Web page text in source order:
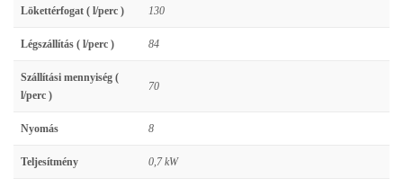
Lökettérfogat ( l/perc ) 130
Légszállítás ( l/perc ) 84
Szállítási mennyiség (
l/perc )
70
Nyomás 8
Teljesítmény 0,7 kW